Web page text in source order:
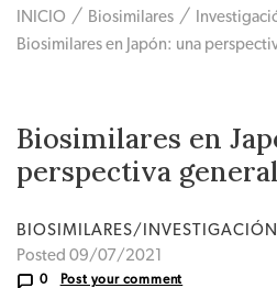
INICIO Biosimilares
Biosimilares en Japón: una
Biosimilares en
perspectiva general
BIOSIMILARES/INVESTIGACIÓN
Posted 09/07/2021
0 Post your comment